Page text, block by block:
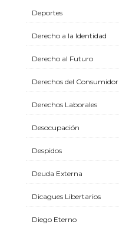
Deportes
Derecho a la Identidad
Derecho al Futuro
Derechos del Consumidor
Derechos Laborales
Desocupación
Despidos
Deuda Externa
Dicagues Libertarios
Diego Eterno